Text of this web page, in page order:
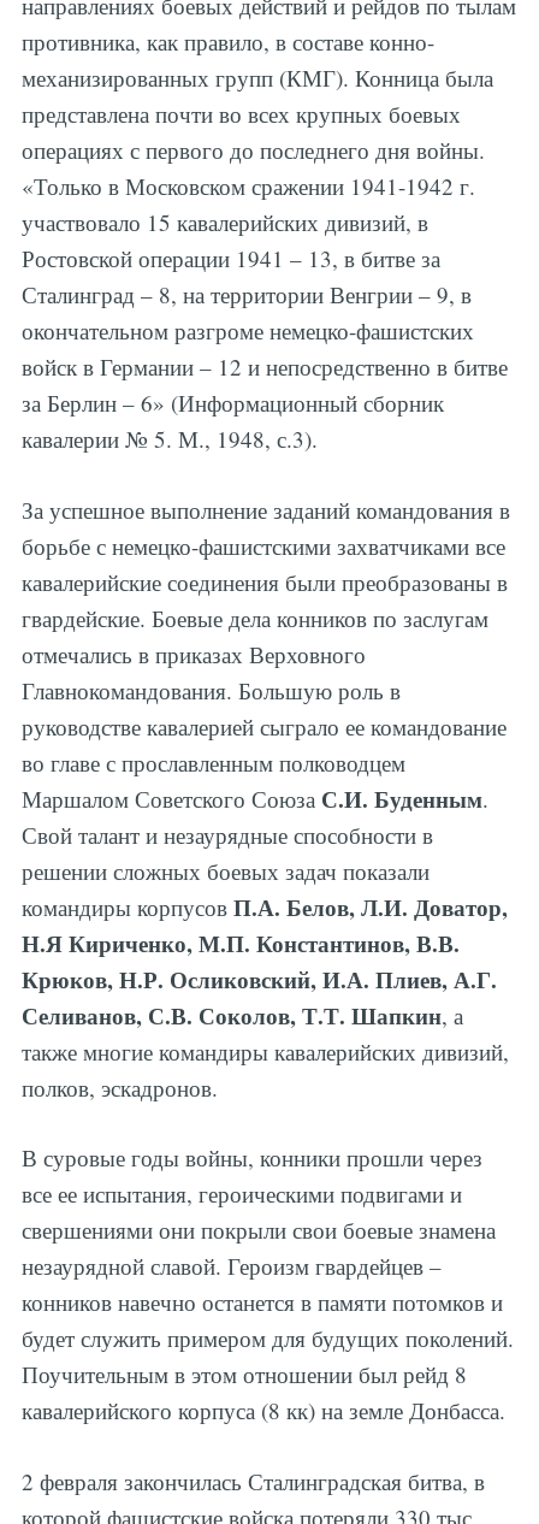
противника, как правило, в составе конно-
механизированных групп (КМГ). Конница была
представлена почти во всех крупных боевых
операциях с первого до последнего дня войны.
«Только в Московском сражении 1941-1942 г.
участвовало 15 кавалерийских дивизий, в
Ростовской операции 1941 – 13, в битве за
Сталинград – 8, на территории Венгрии – 9, в
окончательном разгроме немецко-фашистских
войск в Германии – 12 и непосредственно в битве
за Берлин – 6» (Информационный сборник
кавалерии № 5. М., 1948, с.3).
За успешное выполнение заданий командования в
борьбе с немецко-фашистскими захватчиками все
кавалерийские соединения были преобразованы в
гвардейские. Боевые дела конников по заслугам
отмечались в приказах Верховного
Главнокомандования. Большую роль в
руководстве кавалерией сыграло ее командование
во главе с прославленным полководцем
Маршалом Советского Союза С.И. Буденным.
Свой талант и незаурядные способности в
решении сложных боевых задач показали
командиры корпусов П.А. Белов, Л.И. Доватор,
Н.Я Кириченко, М.П. Константинов, В.В.
Крюков, Н.Р. Осликовский, И.А. Плиев, А.Г.
Селиванов, С.В. Соколов, Т.Т. Шапкин, а
также многие командиры кавалерийских дивизий,
полков, эскадронов.
В суровые годы войны, конники прошли через
все ее испытания, героическими подвигами и
свершениями они покрыли свои боевые знамена
незаурядной славой. Героизм гвардейцев –
конников навечно останется в памяти потомков и
будет служить примером для будущих поколений.
Поучительным в этом отношении был рейд 8
кавалерийского корпуса (8 кк) на земле Донбасса.
2 февраля закончилась Сталинградская битва, в
которой фашистские войска потеряли 330 тыс.